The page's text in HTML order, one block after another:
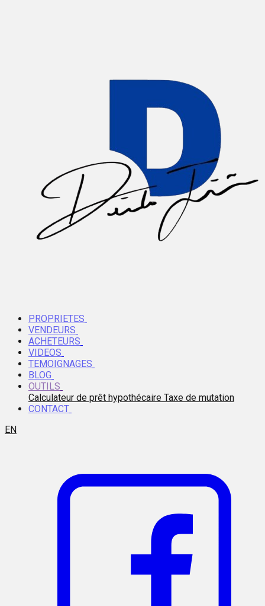
PROPRIETES
VENDEURS
ACHETEURS
VIDEOS
TEMOIGNAGES
BLOG
OUTILS
Calculateur de prêt hypothécaire Taxe de mutation
CONTACT
EN